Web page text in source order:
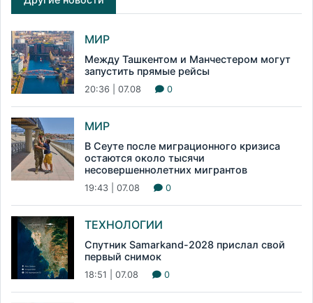
МИР
Между Ташкентом и Манчестером могут
запустить прямые рейсы
20:36 | 07.08 0
МИР
В Сеуте после миграционного кризиса
остаются около тысячи
несовершеннолетних мигрантов
19:43 | 07.08 0
ТЕХНОЛОГИИ
Спутник Samarkand-2028 прислал свой
первый снимок
18:51 | 07.08 0